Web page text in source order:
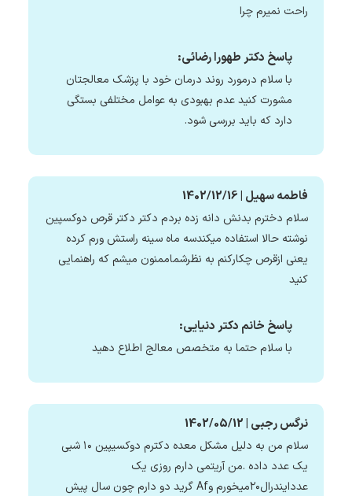
راحت نمیرم چرا
پاسخ دکتر طهورا رضائی:
با سلام درمورد روند درمان خود با پزشک معالجتان
مشورت کنید عدم بهبودی به عوامل مختلفی بستگی
دارد که باید بررسی شود.
فاطمه سهیل | 1402/12/16
سلام دخترم بدنش دانه زده بردم دکتر دکتر قرص دوکسپین
نوشته حالا استفاده میکندسه ماه سینه راستش ورم کرده
یعنی ازقرص چکارکنم به نظرشماممنون میشم که راهنمایی
کنید
پاسخ خانم دکتر دنیایی:
با سلام حتما به متخصص معالج اطلاع دهید
نرگس رجبی | 1402/05/12
سلام من به دلیل مشکل معده دکترم دوکسیپین ۱۰ شبی
یک عدد داده .من آریتمی دارم روزی یک
عددایندرال۲۰میخورم وAf گرید دو دارم چون سال پیش